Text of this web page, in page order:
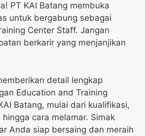
PT KAI Batang membuka
untuk bergabung sebagai
Center Staff. Jangan
berkarir yang menjanjikan
detail lengkap
Education and Training
Batang, mulai dari kualifikasi,
cara melamar. Simak
Anda siap bersaing dan meraih